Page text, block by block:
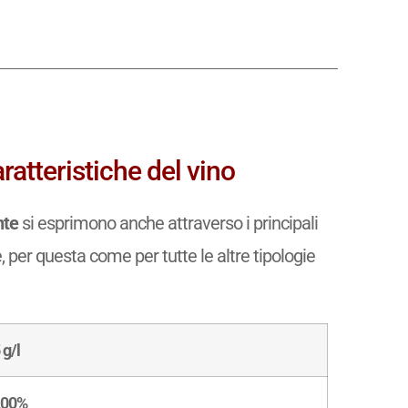
del vino
si esprimono anche attraverso i principali
questa come per tutte le altre tipologie
l